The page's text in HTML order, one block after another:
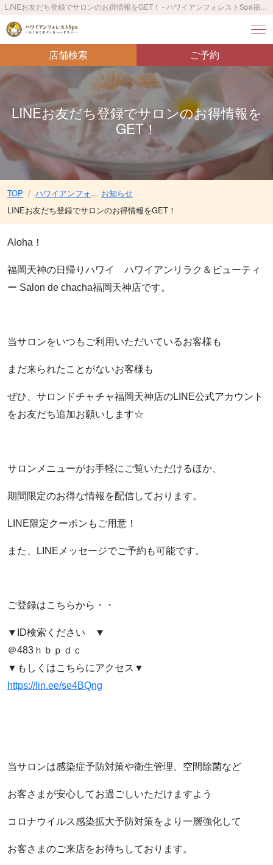
店舗検索 ご予約
LINEお友だち登録でサロンのお得情報を
GET！
TOP ハワイアンフォレストSpa福岡天神店〜ロミロミボディ＆ヘッドスパ〜／天神駅 徒歩4分 ／赤坂駅 徒歩3分 ／西鉄福岡駅 徒歩9分
お知らせ
LINEお友だち登録でサロンのお得情報をGET！
Aloha！
福岡天神の日帰りハワイ ハワイアンリラク＆ビューティ
ー Salon de chacha福岡天神店です。
当サロンをいつもご利用いただいているお客様も
まだ来られたことがないお客様も
ぜひ、サロンドチャチャ福岡天神店のLINE公式アカウント
をお友だち追加お願いします☆
サロンメニューがお手軽にご覧いただけるほか、
期間限定のお得な情報を配信しております。
LINE限定クーポンもご用意！
また、LINEメッセージでご予約も可能です。
ご登録はこちらから・・
▼ID検索ください ▼
＠483ｈｂｐｄｃ
▼もしくはこちらにアクセス▼
https://lin.ee/se4BQng
当サロンは感染症予防対策や衛生管理、空間除菌など
お客さまが安心してお過ごしいただけますよう
コロナウイルス感染拡大予防対策をより一層強化して
お客さまのご来店をお待ちしております。